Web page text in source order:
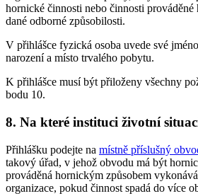
hornické činnosti nebo činnosti
dané odborné způsobilosti.
V přihlášce fyzická osoba uvede své
narození a místo trvalého pobytu.
K přihlášce musí být přiloženy všechny
bodu 10.
8. Na které instituci životní
Přihlášku podejte na místně příslušný
takový úřad, v jehož obvodu má být
prováděná hornickým způsobem
organizace, pokud činnost spadá do více